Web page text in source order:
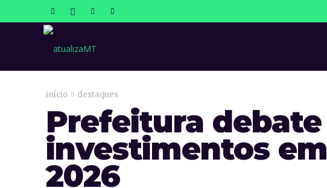
início destaques
Prefeitura
investimentos
2026